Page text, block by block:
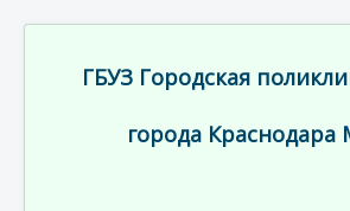
ГБУЗ Городская
города Краснодара